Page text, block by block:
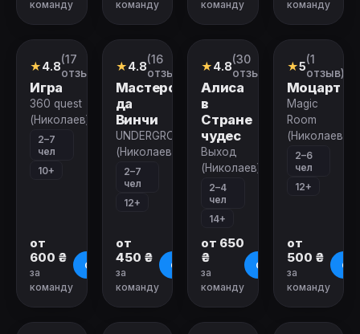
команду команду команду команду
Квест
★4.8(17
отзывов)
Игра
360 quest
(Николаев)
2–7
чел
10+
от
600 ₴
за
команду
О квесте
Квест
★4.8(16
отзывов)
Мастерская
да
Винчи
UNDERGROUND
(Николаев)
2–7
чел
12+
от
450 ₴
за
команду
О квесте
Квест
★4.8(30
отзывов)
Алиса
в
Стране
чудес
Выход
(Николаев)
2–4
чел
14+
от 650
₴
за
команду
О квесте
Квест
★5(1
отзыв)
Моцарт
Magic
Room
(Николаев)
2–6
чел
12+
от
500 ₴
за
команду
О